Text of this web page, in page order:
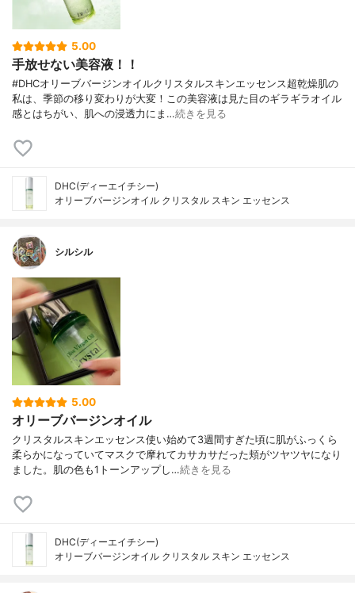
5.00
手放せない美容液！！
#DHCオリーブバージンオイルクリスタルスキンエッセンス超乾燥肌の
私は、季節の移り変わりが大変！この美容液は見た目のギラギラオイル
感とはちがい、肌への浸透力にま…続きを見る
DHC(ディーエイチシー)
オリーブバージンオイル クリスタル スキン エッセンス
シルシル
5.00
オリーブバージンオイル
クリスタルスキンエッセンス使い始めて3週間すぎた頃に肌がふっくら
柔らかになっていてマスクで摩れてカサカサだった頬がツヤツヤになり
ました。肌の色も1トーンアップし…続きを見る
DHC(ディーエイチシー)
オリーブバージンオイル クリスタル スキン エッセンス